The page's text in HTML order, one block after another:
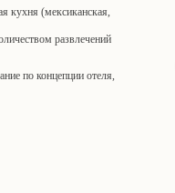
кухня (мексиканская,
развлечений
по концепции отеля,